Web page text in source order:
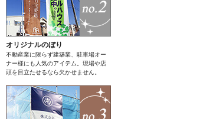
オリジナルのぼり
不動産業に限らず建築業、駐車場オー
ナー様にも人気のアイテム。現場や店
頭を目立たせるなら欠かせません。